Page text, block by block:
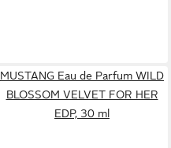
MUSTANG Eau de Parfum WILD
BLOSSOM VELVET FOR HER
EDP, 30 ml